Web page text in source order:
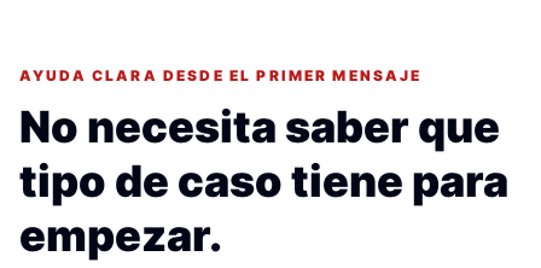
AYUDA CLARA DESDE EL PRIMER MENSAJE
No necesita saber que
tipo de caso tiene para
empezar.